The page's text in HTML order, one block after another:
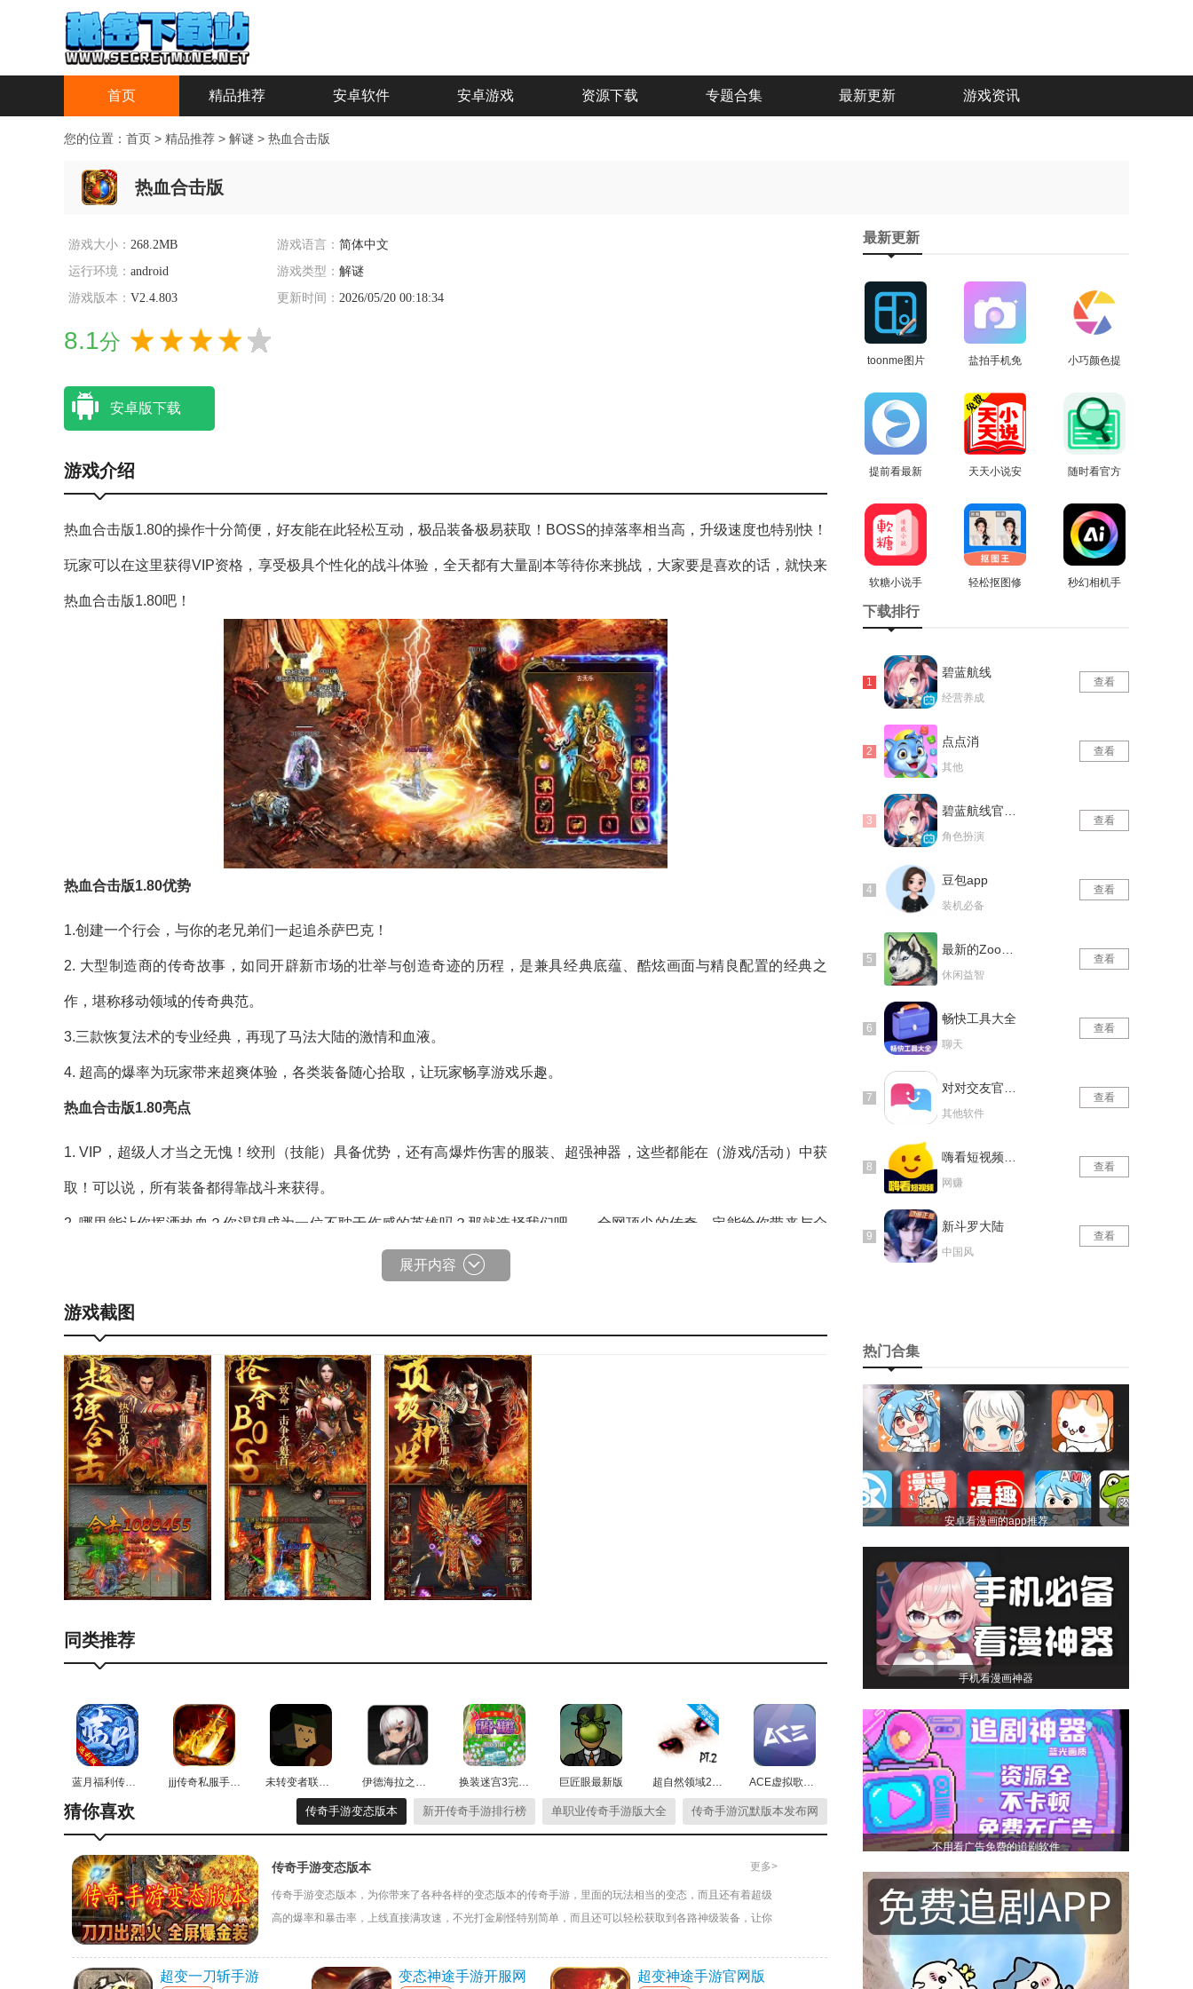
首页 精品推荐 安卓软件 安卓游戏 资源下载 专题合集 最新更新 游戏资讯
您的位置： 首页 > 精品推荐 > 解谜 > 热血合击版
热血合击版
游戏大小： 268.2MB 游戏语言： 简体中文
运行环境： android 游戏类型： 解谜
游戏版本： V2.4.803 更新时间： 2026/05/20 00:18:34
8.1分
安卓版下载
游戏介绍
热血合击版1.80的操作十分简便，好友能在此轻松互动，极品装备极易获取！BOSS的掉落率相当高，升级速度也特别快！
玩家可以在这里获得VIP资格，享受极具个性化的战斗体验，全天都有大量副本等待你来挑战，大家要是喜欢的话，就快来
热血合击版1.80吧！
热血合击版1.80优势
1.创建一个行会，与你的老兄弟们一起追杀萨巴克！
2. 大型制造商的传奇故事，如同开辟新市场的壮举与创造奇迹的历程，是兼具经典底蕴、酷炫画面与精良配置的经典之
作，堪称移动领域的传奇典范。
3.三款恢复法术的专业经典，再现了马法大陆的激情和血液。
4. 超高的爆率为玩家带来超爽体验，各类装备随心拾取，让玩家畅享游戏乐趣。
热血合击版1.80亮点
1. VIP，超级人才当之无愧！绞刑（技能）具备优势，还有高爆炸伤害的服装、超强神器，这些都能在（游戏/活动）中获
取！可以说，所有装备都得靠战斗来获得。
2. 哪里能让你挥洒热血？你渴望成为一位不耽于伤感的英雄吗？那就选择我们吧——全网顶尖的传奇，定能给你带来与众
热血合击版1.80特色
1. 酷炫又刺激的指尖，热衷于在野性十足的竞技PK里灵活操作，上演激烈的复制刷新对决。
2. 若神器为随机掉落，且你手边有合适的设备，便可体验传奇移动版游戏。
3.以及对PC传奇方法的完美移植。
4.如果你手头有一个，你可以在世界各地玩传奇和3D传奇。
展开内容
游戏截图
同类推荐
蓝月福利传奇红包版 jjj传奇私服手游无广告版 未转变者联机版 伊德海拉之影汉化版 换装迷宫3完全汉化版 巨匠眼最新版 超自然领域2汉化版 ACE虚拟歌姬最新版
猜你喜欢 传奇手游变态版本 新开传奇手游排行榜 单职业传奇手游版大全 传奇手游沉默版本发布网
传奇手游变态版本 更多>
传奇手游变态版本，为你带来了各种各样的变态版本的传奇手游，里面的玩法相当的变态，而且还有着超级
高的爆率和暴击率，上线直接满攻速，不光打金刷怪特别简单，而且还可以轻松获取到各路神级装备，让你
超变一刀斩手游 变态神途手游开服网 超变神途手游官网版
最新更新
toonme图片
版
盐拍手机免
小巧颜色提
版
提前看最新
天天小说安
随时看官方
软糖小说手
机最新版
查看
轻松抠图修
秒幻相机手
下载排行
碧蓝航线
经营养成
查看
点点消
其他
查看
角色扮演
查看
豆包app
装机必备
查看
休闲益智
查看
畅快工具大全
聊天
查看
其他软件
查看
网赚
查看
新斗罗大陆
中国风
查看
热门合集
安卓看漫画的app推荐
手机看漫画神器
不用看广告免费的追剧软件